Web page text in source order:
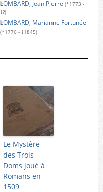
LOMBARD, Jean Pierre (*1773 -
†?)
LOMBARD, Marianne Fortunée
(*1776 - †1845)
Le Mystère
des Trois
Doms joué à
Romans en
1509